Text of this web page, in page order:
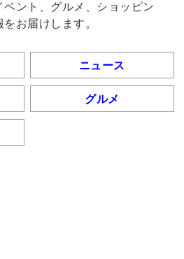
ント、グルメ、ショッピン
お届けします。
ニュース
グルメ